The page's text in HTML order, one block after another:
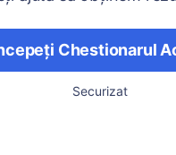
Chestionarul
Securizat